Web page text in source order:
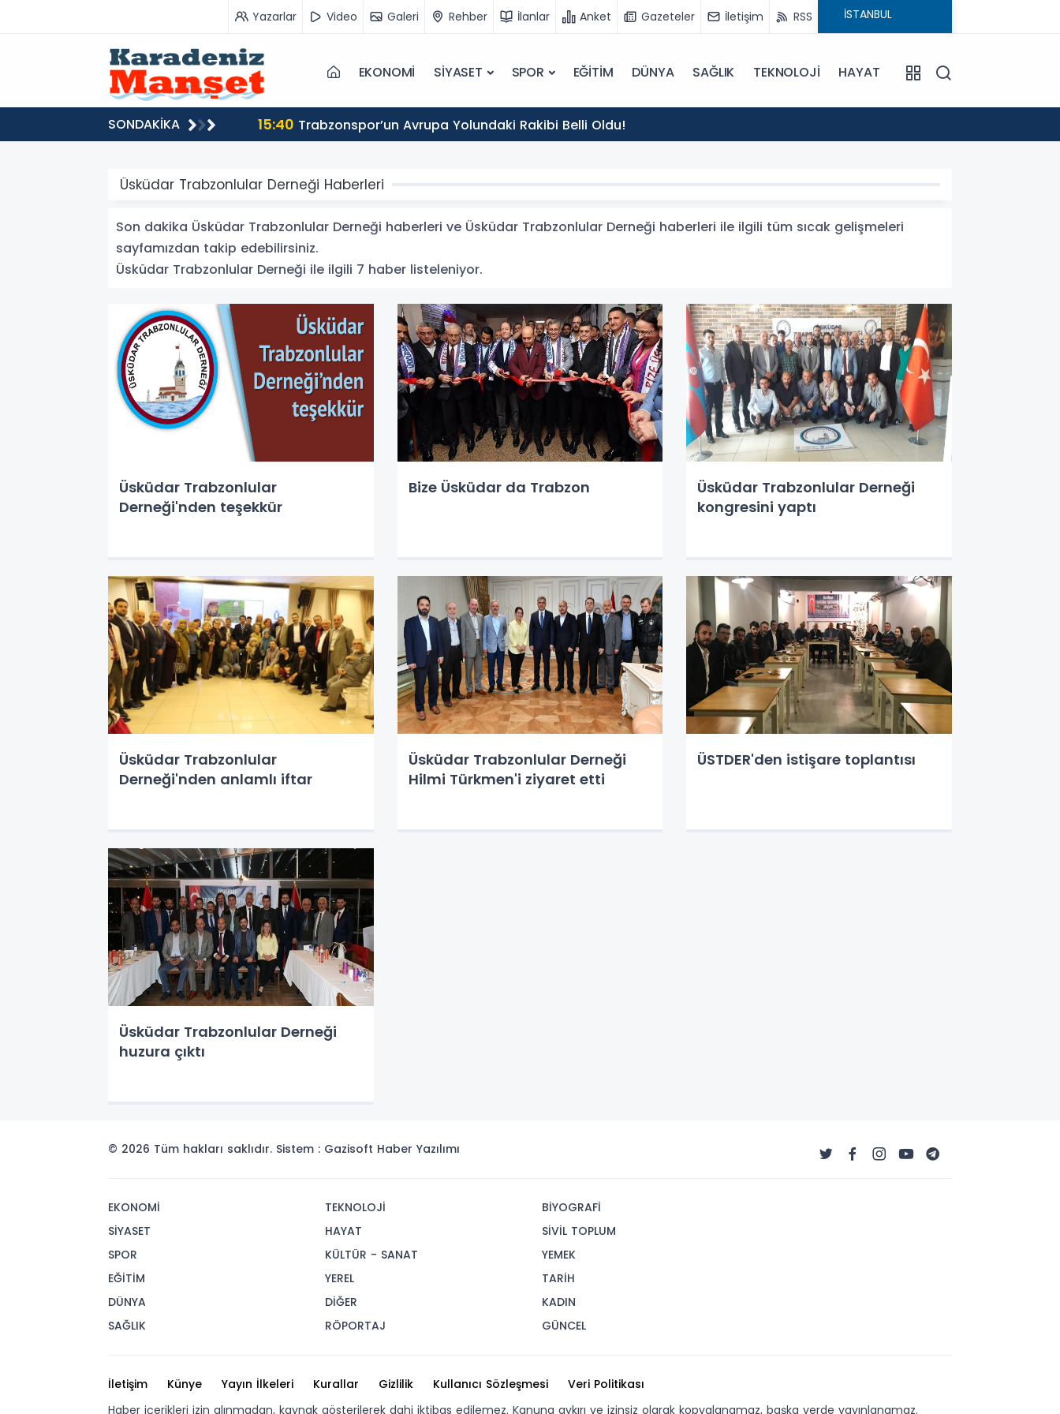
Yazarlar Video Galeri Rehber İlanlar Anket Gazeteler İletişim RSS
EKONOMİ SİYASET SPOR EĞİTİM DÜNYA SAĞLIK TEKNOLOJİ HAYAT
SONDAKİKA 15:40 Trabzonspor’un Avrupa Yolundaki Rakibi Belli Oldu!
Üsküdar Trabzonlular Derneği Haberleri
Son dakika Üsküdar Trabzonlular Derneği haberleri ve Üsküdar Trabzonlular Derneği haberleri ile ilgili tüm sıcak gelişmeleri
sayfamızdan takip edebilirsiniz.
Üsküdar Trabzonlular Derneği ile ilgili 7 haber listeleniyor.
Üsküdar Trabzonlular
Derneği'nden teşekkür
Bize Üsküdar da Trabzon
Üsküdar Trabzonlular Derneği
kongresini yaptı
Üsküdar Trabzonlular
Derneği'nden anlamlı iftar
Üsküdar Trabzonlular Derneği
Hilmi Türkmen'i ziyaret etti
ÜSTDER'den istişare toplantısı
Üsküdar Trabzonlular Derneği
huzura çıktı
© 2026 Tüm hakları saklıdır. Sistem : Gazisoft Haber Yazılımı
EKONOMİ
SİYASET
SPOR
EĞİTİM
DÜNYA
SAĞLIK
TEKNOLOJİ
HAYAT
KÜLTÜR - SANAT
YEREL
DİĞER
RÖPORTAJ
BİYOGRAFİ
SİVİL TOPLUM
YEMEK
TARİH
KADIN
GÜNCEL
İletişim Künye Yayın İlkeleri Kurallar Gizlilik Kullanıcı Sözleşmesi
Veri Politikası
Haber içerikleri izin alınmadan, kaynak gösterilerek dahi iktibas edilemez. Kanuna aykırı ve izinsiz olarak kopyalanamaz, başka yerde yayınlanamaz.